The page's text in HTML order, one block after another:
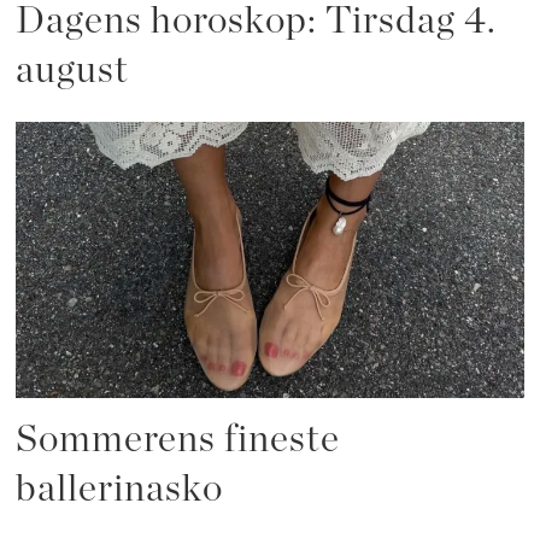
Dagens horoskop: Tirsdag 4.
august
Sommerens fineste
ballerinasko